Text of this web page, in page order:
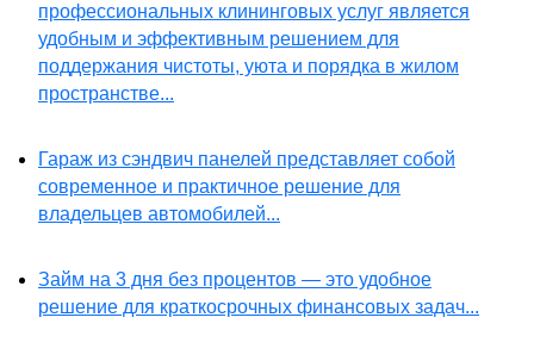
профессиональных клининговых услуг является
удобным и эффективным решением для
поддержания чистоты, уюта и порядка в жилом
пространстве...
Гараж из сэндвич панелей представляет собой
современное и практичное решение для
владельцев автомобилей...
Займ на 3 дня без процентов — это удобное
решение для краткосрочных финансовых задач...